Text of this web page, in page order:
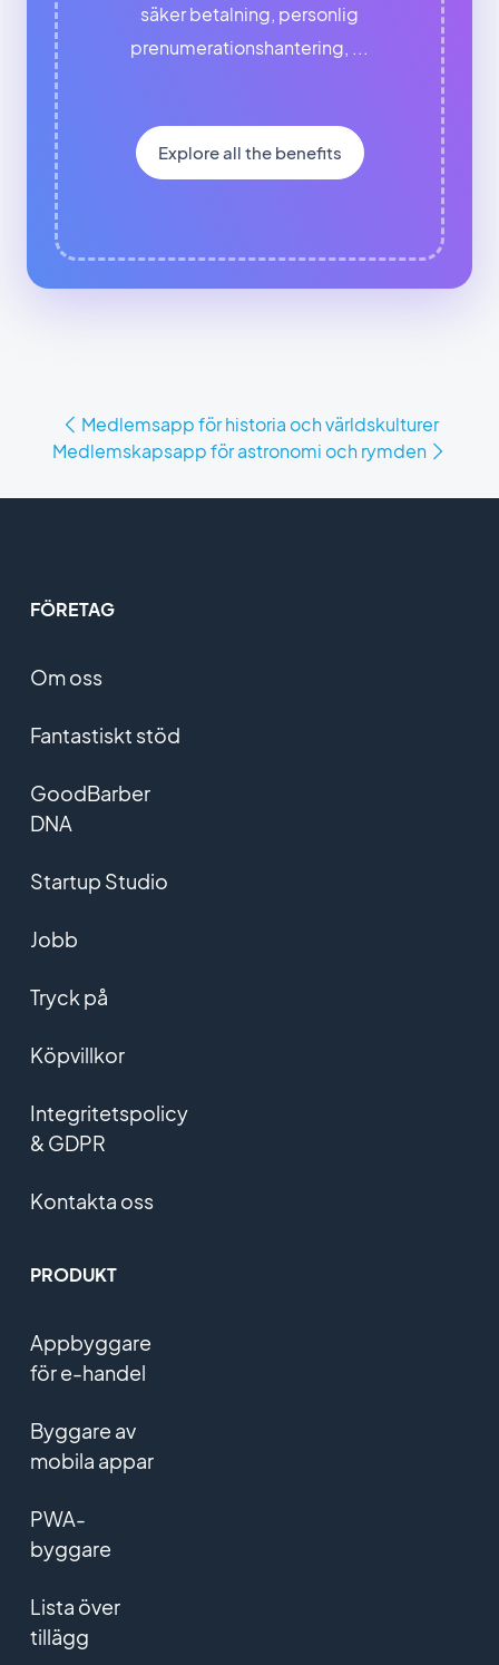
säker betalning, personlig
prenumerationshantering, ...
Explore all the benefits
Medlemsapp för historia och världskulturer
Medlemskapsapp för astronomi och rymden
FÖRETAG
Om oss
Fantastiskt stöd
GoodBarber
DNA
Startup Studio
Jobb
Tryck på
Köpvillkor
Integritetspolicy
& GDPR
Kontakta oss
PRODUKT
Appbyggare
för e-handel
Byggare av
mobila appar
PWA-
byggare
Lista över
tillägg